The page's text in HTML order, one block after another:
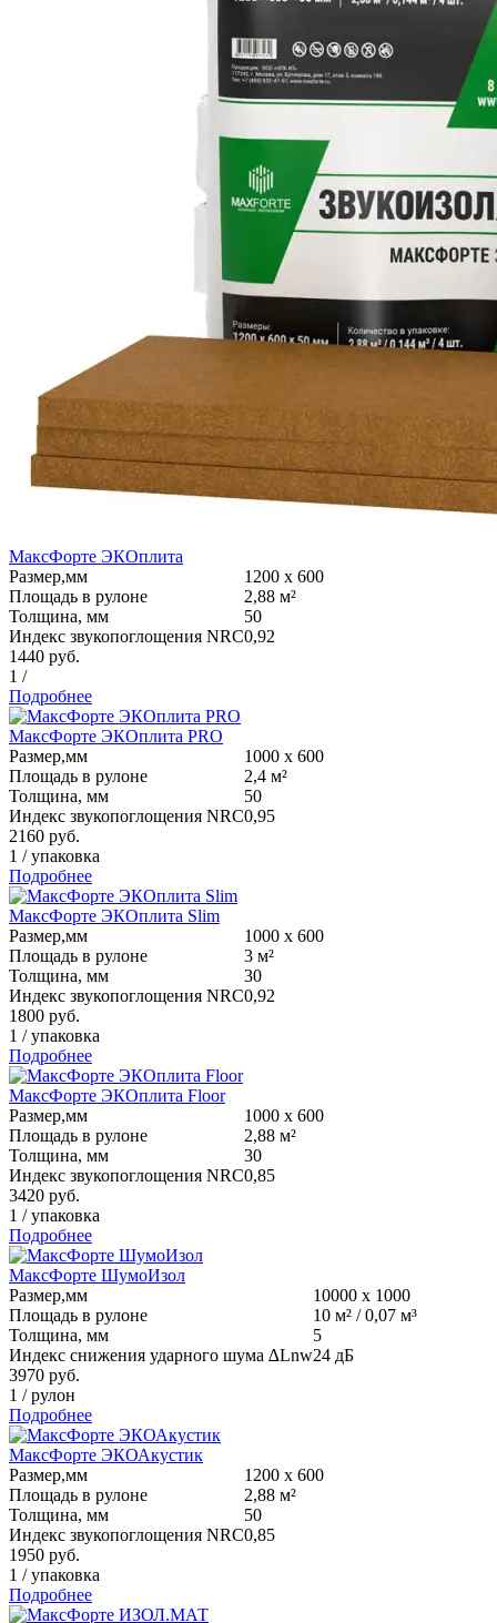
МаксФорте ЭКОплита
Размер,мм
1200 х 600
Площадь в рулоне
2,88 м²
Толщина, мм
50
Индекс звукопоглощения NRC0,92
1440 руб.
1 /
Подробнее
МаксФорте ЭКОплита PRO
Размер,мм
1000 х 600
Площадь в рулоне
2,4 м²
Толщина, мм
50
Индекс звукопоглощения NRC0,95
2160 руб.
1 /упаковка
Подробнее
МаксФорте ЭКОплита Slim
Размер,мм
1000 х 600
Площадь в рулоне
3 м²
Толщина, мм
30
Индекс звукопоглощения NRC0,92
1800 руб.
1 /упаковка
Подробнее
МаксФорте ЭКОплита Floor
Размер,мм
1000 х 600
Площадь в рулоне
2,88 м²
Толщина, мм
30
Индекс звукопоглощения NRC0,85
3420 руб.
1 /упаковка
Подробнее
МаксФорте ШумоИзол
Размер,мм
10000 х 1000
Площадь в рулоне
10 м² / 0,07 м³
Толщина, мм
5
Индекс снижения ударного шума ∆Lnw24 дБ
3970 руб.
1 /рулон
Подробнее
МаксФорте ЭКОАкустик
Размер,мм
1200 х 600
Площадь в рулоне
2,88 м²
Толщина, мм
50
Индекс звукопоглощения NRC0,85
1950 руб.
1 /упаковка
Подробнее